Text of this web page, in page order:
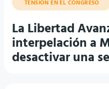
La Libertad
interpelación a
desactivar una